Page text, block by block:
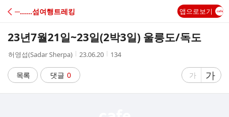
C
A
─‥‥‥섬여행트레킹 앱으로보기
23년7월21일~23일(2박3일) 울릉도/독도
작
자
허영섭(Sadar Sherpa)
작
시
간
23.06.20
조
134
목록 댓글 0
글
가
글
자
가